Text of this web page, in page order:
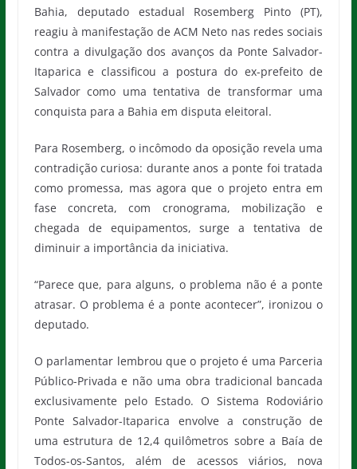
Bahia, deputado estadual Rosemberg Pinto (PT),
reagiu à manifestação de ACM Neto nas redes sociais
contra a divulgação dos avanços da Ponte Salvador-
Itaparica e classificou a postura do ex-prefeito de
Salvador como uma tentativa de transformar uma
conquista para a Bahia em disputa eleitoral.
Para Rosemberg, o incômodo da oposição revela uma
contradição curiosa: durante anos a ponte foi tratada
como promessa, mas agora que o projeto entra em
fase concreta, com cronograma, mobilização e
chegada de equipamentos, surge a tentativa de
diminuir a importância da iniciativa.
“Parece que, para alguns, o problema não é a ponte
atrasar. O problema é a ponte acontecer”, ironizou o
deputado.
O parlamentar lembrou que o projeto é uma Parceria
Público-Privada e não uma obra tradicional bancada
exclusivamente pelo Estado. O Sistema Rodoviário
Ponte Salvador-Itaparica envolve a construção de
uma estrutura de 12,4 quilômetros sobre a Baía de
Todos-os-Santos, além de acessos viários, nova